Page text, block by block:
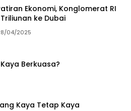
Ekonomi, Konglomerat RI
ke Dubai
04/2025
Berkuasa?
Kaya Tetap Kaya